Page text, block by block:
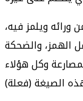
ورائه ويلمز فيه،
الهمز، والضحكة
وكل هؤلاء